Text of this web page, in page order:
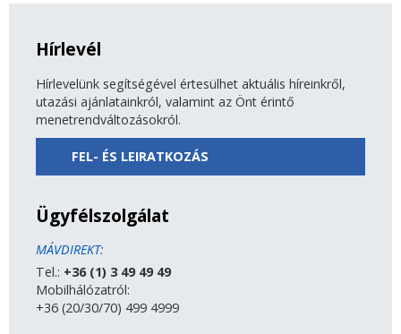
Hírlevél
Hírlevelünk segítségével értesülhet aktuális híreinkről,
utazási ajánlatainkról, valamint az Önt érintő
menetrendváltozásokról.
FEL- ÉS LEIRATKOZÁS
Ügyfélszolgálat
MÁVDIREKT:
Tel.: +36 (1) 3 49 49 49
Mobilhálózatról:
+36 (20/30/70) 499 4999